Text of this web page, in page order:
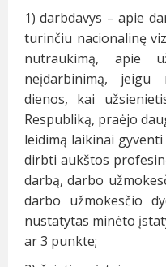
1) darbdavys – apie
turinčiu nacionalinę
nutraukimą, apie
neįdarbinimą, jeigu
dienos, kai
Respubliką, praėjo
leidimą laikinai
dirbti aukštos
darbą, darbo
darbo užmokesčio
nustatytas minėto
ar 3 punkte;